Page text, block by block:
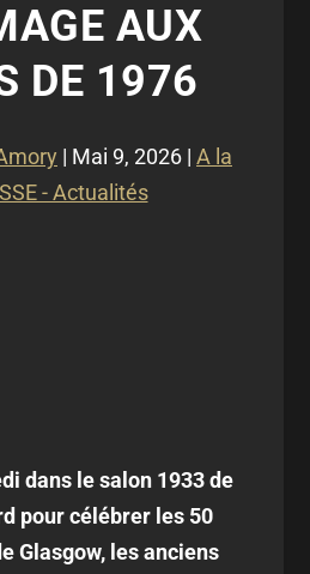
AUX
DE 1976
| Mai 9, 2026 | A la
- Actualités
dans le salon 1933 de
pour célébrer les 50
Glasgow, les anciens